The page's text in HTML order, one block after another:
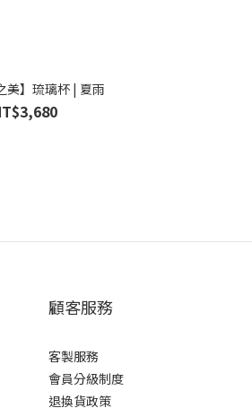
美】琉璃杯 | 夏雨
顧客服務
客製服務
會員分級制度
退換貨政策